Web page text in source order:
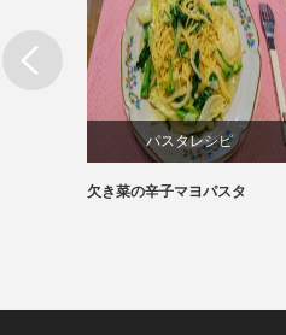
パスタレシピ
欠き菜の辛子マヨパスタ